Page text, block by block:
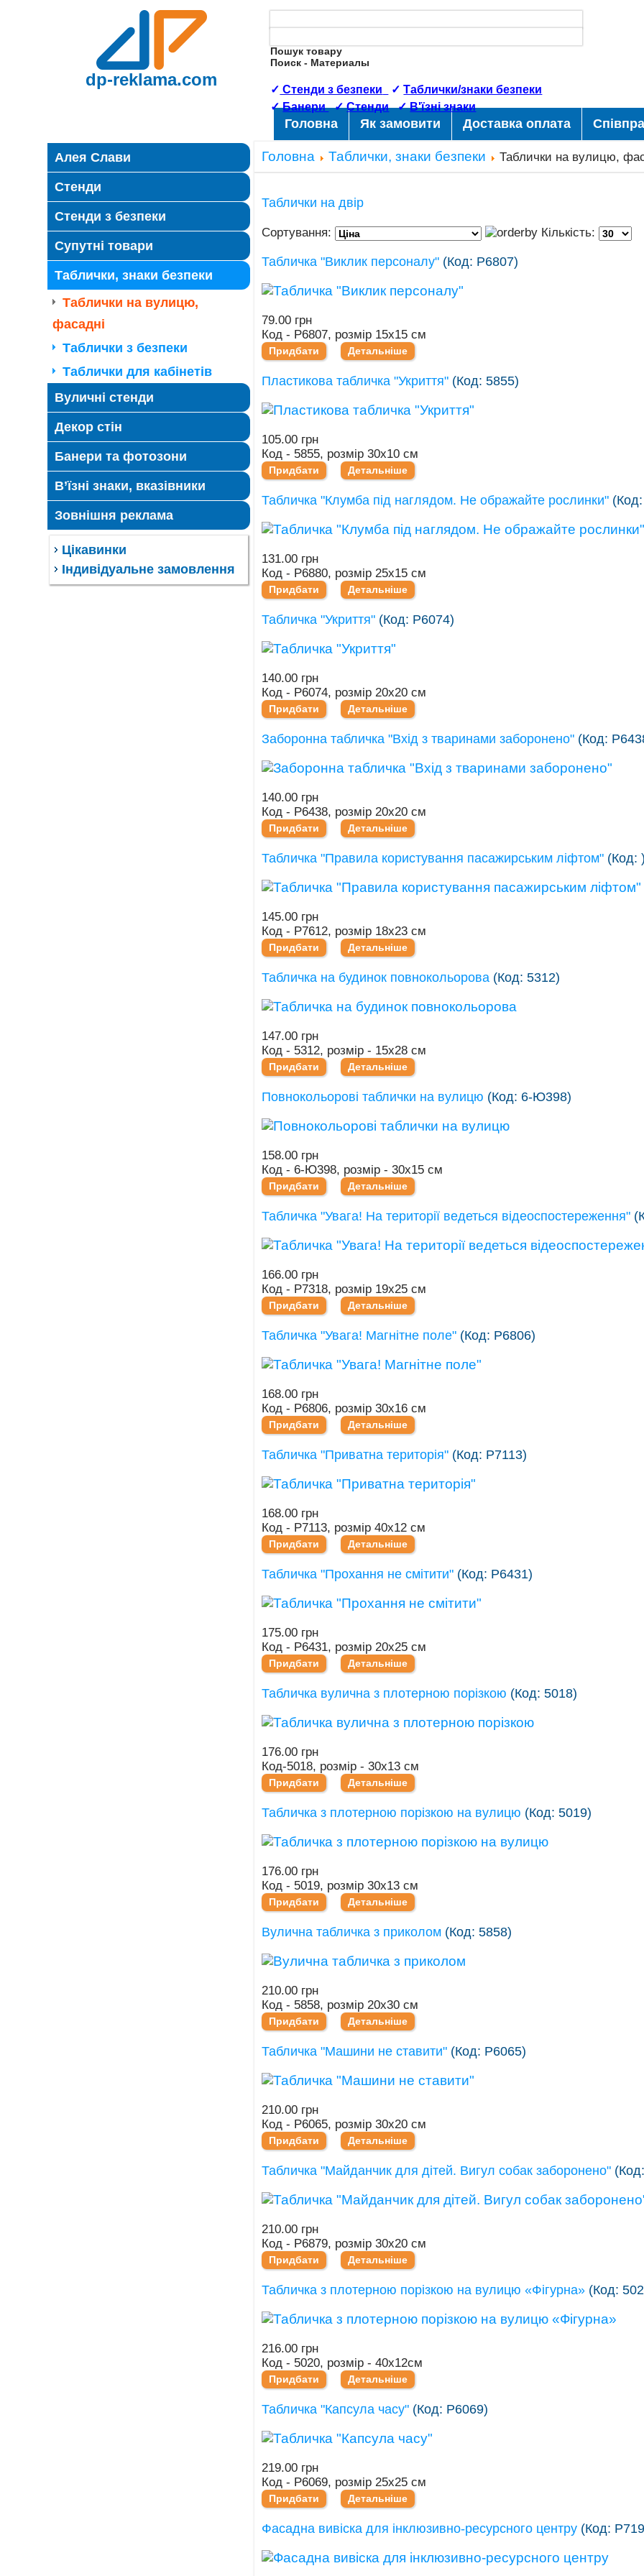
dp-reklama.com
Пошук товару
Поиск - Материалы
✓ Стенди з безпеки ✓ Таблички/знаки безпеки
✓Банери ✓Стенди ✓В'їзні знаки
Головна Як замовити Доставка оплата
Алея Слави
Стенди
Стенди з безпеки
Супутні товари
Таблички, знаки безпеки
Таблички на вулицю,
фасадні
Таблички з безпеки
Таблички для кабінетів
Вуличні стенди
Декор стін
Банери та фотозони
В’їзні знаки, вказівники
Зовнішня реклама
Цікавинки
Індивідуальне замовлення
Головна Таблички, знаки безпеки Таблички на вулицю,
Таблички на двір
Сортування: Кількість:
Табличка "Виклик персоналу" (Код: Р6807)
79.00 грн
Код - Р6807, розмір 15х15 см
Придбати Детальніше
Пластикова табличка "Укриття" (Код: 5855)
105.00 грн
Код - 5855, розмір 30х10 см
Придбати Детальніше
Табличка "Клумба під наглядом. Не ображайте рослинки" (Код:
131.00 грн
Код - Р6880, розмір 25х15 см
Придбати Детальніше
Табличка "Укриття" (Код: Р6074)
140.00 грн
Код - Р6074, розмір 20х20 см
Придбати Детальніше
Заборонна табличка "Вхід з тваринами заборонено" (Код:
140.00 грн
Код - Р6438, розмір 20х20 см
Придбати Детальніше
Табличка "Правила користування пасажирським ліфтом" (Код: )
145.00 грн
Код - Р7612, розмір 18х23 см
Придбати Детальніше
Табличка на будинок повнокольорова (Код: 5312)
147.00 грн
Код - 5312, розмір - 15х28 см
Придбати Детальніше
Повнокольорові таблички на вулицю (Код: 6-Ю398)
158.00 грн
Код - 6-Ю398, розмір - 30х15 см
Придбати Детальніше
Табличка "Увага! На території ведеться відеоспостереження"
166.00 грн
Код - Р7318, розмір 19х25 см
Придбати Детальніше
Табличка "Увага! Магнітне поле" (Код: Р6806)
168.00 грн
Код - Р6806, розмір 30х16 см
Придбати Детальніше
Табличка "Приватна територія" (Код: Р7113)
168.00 грн
Код - Р7113, розмір 40х12 см
Придбати Детальніше
Табличка "Прохання не смітити" (Код: Р6431)
175.00 грн
Код - Р6431, розмір 20х25 см
Придбати Детальніше
Табличка вулична з плотерною порізкою (Код: 5018)
176.00 грн
Код-5018, розмір - 30х13 см
Придбати Детальніше
Табличка з плотерною порізкою на вулицю (Код: 5019)
176.00 грн
Код - 5019, розмір 30х13 см
Придбати Детальніше
Вулична табличка з приколом (Код: 5858)
210.00 грн
Код - 5858, розмір 20х30 см
Придбати Детальніше
Табличка "Машини не ставити" (Код: Р6065)
210.00 грн
Код - Р6065, розмір 30х20 см
Придбати Детальніше
Табличка "Майданчик для дітей. Вигул собак заборонено" (Код:
210.00 грн
Код - Р6879, розмір 30х20 см
Придбати Детальніше
Табличка з плотерною порізкою на вулицю «Фігурна» (Код:
216.00 грн
Код - 5020, розмір - 40х12см
Придбати Детальніше
Табличка "Капсула часу" (Код: Р6069)
219.00 грн
Код - Р6069, розмір 25х25 см
Придбати Детальніше
Фасадна вивіска для інклюзивно-ресурсного центру (Код: